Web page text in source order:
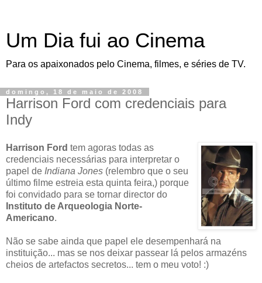
Um Dia fui ao Cinema
Para os apaixonados pelo Cinema, filmes, e séries de TV.
domingo, 18 de maio de 2008
Harrison Ford com credenciais para
Indy
Harrison Ford tem agoras todas as
credenciais necessárias para interpretar o
papel de Indiana Jones (relembro que o seu
último filme estreia esta quinta feira,) porque
foi convidado para se tornar director do
Instituto de Arqueologia Norte-
Americano.
Não se sabe ainda que papel ele desempenhará na
instituição... mas se nos deixar passear lá pelos armazéns
cheios de artefactos secretos... tem o meu voto! :)